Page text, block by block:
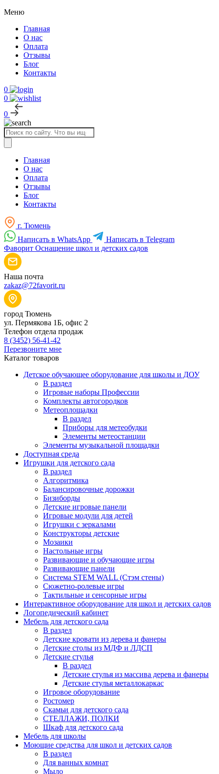
Меню
Главная
О нас
Оплата
Отзывы
Блог
Контакты
0
0
0
Поиск
товаров
Главная
О нас
Оплата
Отзывы
Блог
Контакты
г. Тюмень
Написать в WhatsApp
Написать в Telegram
Фаворит Оснащение школ и детских садов
Наша почта
zakaz@72favorit.ru
город Тюмень
ул. Пермякова 1Б, офис 2
Телефон отдела продаж
8 (3452) 56-41-42
Перезвоните мне
Каталог товаров
Детское обучающее оборудование для школы и ДОУ
В раздел
Игровые наборы Профессии
Комплекты автогородков
Метеоплощадки
В раздел
Приборы для метеобудки
Элементы метеостанции
Элементы музыкальной площадки
Доступная среда
Игрушки для детского сада
В раздел
Алгоритмика
Балансировочные дорожки
Бизиборды
Детские игровые панели
Игровые модули для детей
Игрушки с зеркалами
Конструкторы детские
Мозаики
Настольные игры
Развивающие и обучающие игры
Развивающие панели
Система STEM WALL (Cтэм стены)
Сюжетно-ролевые игры
Тактильные и сенсорные игры
Интерактивное оборудование для школ и детских садов
Логопедический кабинет
Мебель для детского сада
В раздел
Детские кровати из дерева и фанеры
Детские столы из МДФ и ЛДСП
Детские стулья
В раздел
Детские стулья из массива дерева и фанеры
Детские стулья металлокаркас
Игровое оборудование
Ростомер
Скамьи для детского сада
СТЕЛЛАЖИ, ПОЛКИ
Шкаф для детского сада
Мебель для школы
Моющие средства для школ и детских садов
В раздел
Для ванных комнат
Мыло